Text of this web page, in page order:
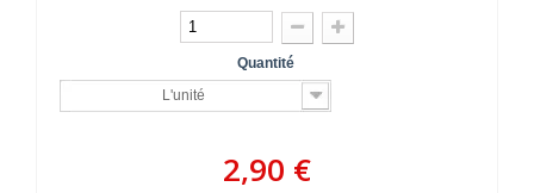
Quantité
L'unité
2,90 €